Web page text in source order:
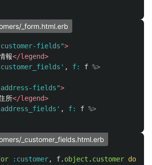
_form.html.erb
fields">
報</legend>
, f: f %>
fields">
所</legend>
, f: f %>
_customer_fields.html.erb
:customer, f. object . customer do